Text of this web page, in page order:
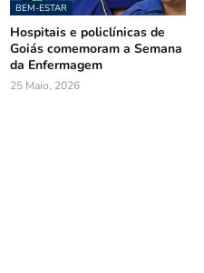
BEM-ESTAR
Hospitais e policlínicas de
Goiás comemoram a Semana
da Enfermagem
25 Maio, 2026